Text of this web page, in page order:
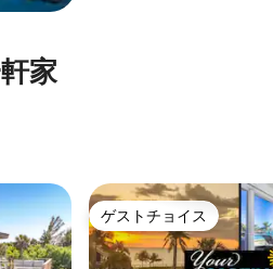
家
ゲストチョイス
ゲストチョイス